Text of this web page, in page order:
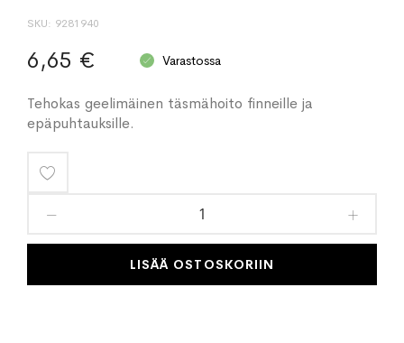
SKU 9281940
6,65 € Varastossa
Tehokas geelimäinen täsmähoito finneille ja
epäpuhtauksille.
toivelistaan
LISÄÄ OSTOSKORIIN